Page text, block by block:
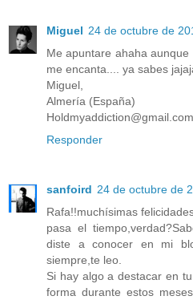
Miguel 24 de octubre de
Me apuntare ahaha
me encanta.... ya sabes
Miguel,
Almería (España)
Holdmyaddiction@gmail.com
Responder
sanfoird 24 de octubre de
Rafa!!muchísimas
pasa el
diste a conocer en mi
siempre,te leo.
Si hay algo a destacar en
forma durante estos